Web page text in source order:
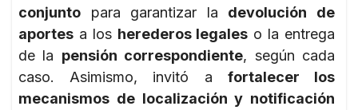
conjunto para garantizar la devolución de
aportes a los herederos legales o la entrega
de la pensión correspondiente, según cada
caso. Asimismo, invitó a fortalecer los
mecanismos de localización y notificación